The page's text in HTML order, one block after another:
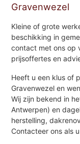
Gravenwezel
Kleine of grote
beschikking in
contact met ons op
prijsoffertes en
Heeft u een klus of
Gravenwezel en
Wij zijn bekend in
Antwerpen) en
herstelling,
Contacteer ons als